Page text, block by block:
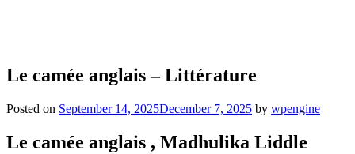
Le camée anglais – Littérature
Posted on September 14, 2025December 7, 2025 by wpengine
Le camée anglais , Madhulika Liddle